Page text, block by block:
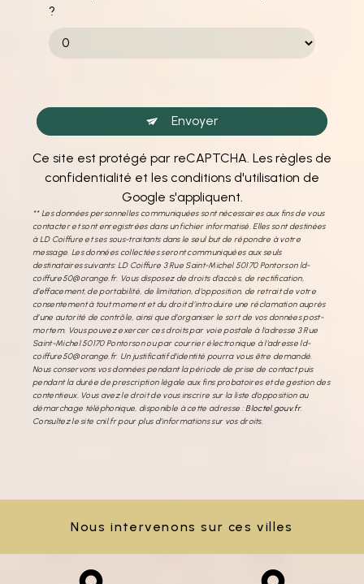
?
Envoyer
Ce site est protégé par reCAPTCHA. Les règles de
confidentialité et les conditions d'utilisation de
Google s'appliquent.
** Les données personnelles communiquées sont nécessaires aux fins de vous
contacter et sont enregistrées dans un fichier informatisé. Elles sont destinées
à LD Coiffure et ses sous-traitants dans le seul but de répondre à votre
message. Les données collectées seront communiquées aux seuls
destinataires suivants: LD Coiffure 3 Rue Saint-Michel 50170 Pontorson ld-
coiffure50@orange.fr. Vous disposez de droits d’accès, de rectification,
d’effacement, de portabilité, de limitation, d’opposition, de retrait de votre
consentement à tout moment et du droit d’introduire une réclamation auprès
d’une autorité de contrôle, ainsi que d’organiser le sort de vos données post-
mortem. Vous pouvez exercer ces droits par voie postale à l'adresse 3 Rue
Saint-Michel 50170 Pontorson ou par courrier électronique à l'adresse ld-
coiffure50@orange.fr. Un justificatif d'identité pourra vous être demandé.
Nous conservons vos données pendant la période de prise de contact puis
pendant la durée de prescription légale aux fins probatoires et de gestion des
contentieux. Vous avez le droit de vous inscrire sur la liste d'opposition au
démarchage téléphonique, disponible à cette adresse :Bloctel.gouv.fr.
Consultez le site cnil.fr pour plus d’informations sur vos droits.
Nous intervenons sur ces villes